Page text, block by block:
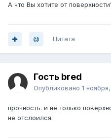
А что Вы хотите от
Цитата
Гость bred
Опубликовано 1
прочность. и не только
не отслоился.